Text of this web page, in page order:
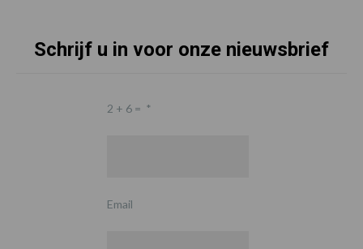
Schrijf u in voor onze nieuwsbrief
2 + 6 = *
Email